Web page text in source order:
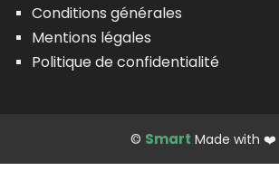
Conditions générales
Mentions légales
Politique de confidentialité
© Smart Made with ❤️